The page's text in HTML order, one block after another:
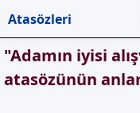
Atasözleri
"Adamın iyisi
atasözünün